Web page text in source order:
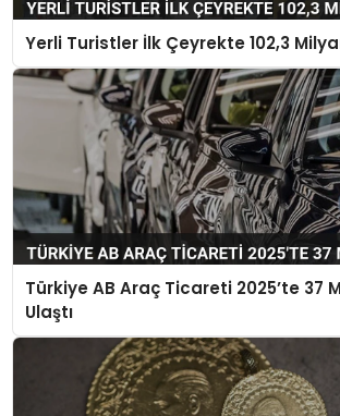
Yerli Turistler İlk Çeyrekte 102,3
Türkiye AB Araç Ticareti 2025’te 37
Ulaştı